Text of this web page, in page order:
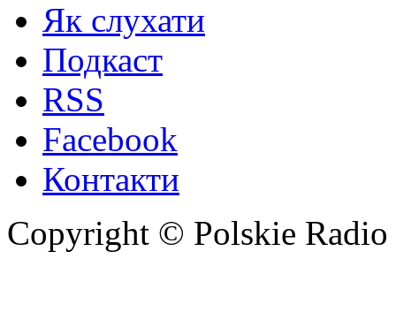
Як слухати
Подкаст
RSS
Facebook
Контакти
Copyright © Polskie